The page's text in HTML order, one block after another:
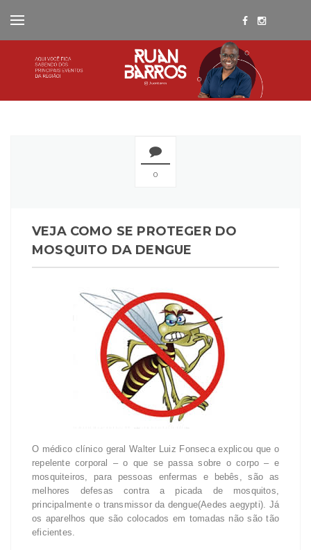
0
VEJA COMO SE PROTEGER DO
MOSQUITO DA DENGUE
O médico clínico geral Walter Luiz Fonseca explicou que o
repelente corporal – o que se passa sobre o corpo – e
mosquiteiros, para pessoas enfermas e bebês, são as
melhores defesas contra a picada de mosquitos,
principalmente o transmissor da dengue(Aedes aegypti). Já
os aparelhos que são colocados em tomadas não são tão
eficientes.